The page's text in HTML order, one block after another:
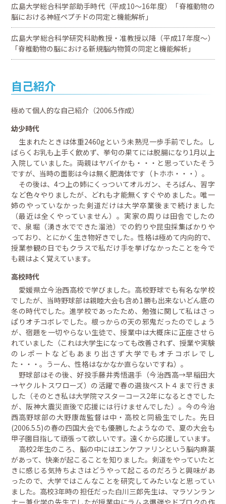
広島大学総合科学部助手時代（平成10～16年度）「脊椎動物の
脳における神経ペプチドの同定と機能解析」
広島大学総合科学研究科助教授・准教授以降（平成17年度～）
「脊椎動物の脳における新規脳内物質の同定と機能解析」
自己紹介
極めて個人的な自己紹介（2006.5作成）
幼少時代
生まれたときは体重2460gという未熟児一歩手前でした。し
ばらくお乳も上手く飲めず、挙句の果てには脱腸になり1月以上
入院していました。両親はヤバイかも・・・と思っていたそう
ですが、当時の面影は今は無く肥満体です（トホホ・・・）。
その後は、4つ上の姉にくっついてオルガン、そろばん、習字
など色々やりましたが、どれも才能無くすぐやめました。唯一
姉のやっていなかった剣道だけは大学卒業後まで続けました
（最近は全くやっていません）。実家の周りは田舎でしたの
で、泉堀（湧き水でできた溜池）での釣りや昆虫採集ばかりや
っており、とにかく生き物好きでした。性格は極めて内向的で、
授業参観の日でもクラスで私だけ手を挙げなかったことを今で
も親はよく覚えています。
高校時代
愛媛県立今治西高校で学びました。高校野球でも有名な学校
でしたが、当時野球部は親睦大会も含め1勝も出来ないどん底の
冬の時代でした。進学校であったため、勉強に関して私はさっ
ぱりオチコボレでした。根っからの天の邪鬼だったのでしょう
が、宿題を一切やらない生徒で、授業中は大概床に正座させら
れていました（これは大学生になっても改善されず、授業や実験
のレポートなどもあまり出さず大学でもオチコボレでし
た・・・。うーん、性格はなかなか直らないですね）。
野球部はその後、好投手藤井秀悟選手（今治西高→早稲田大
→ヤクルトスワローズ）の活躍で春の選抜ベスト４まで行きま
した（そのとき私は大学院マスターコース2年になるときでした
が、阪神大震災直後で応援には行けませんでした）。今の今治
西高野球部の大野康哉監督は中・高校と同級生でした。先日
(2006.5.5)の春の四国大会でも優勝したようなので、夏の大会も
甲子園目指して頑張って欲しいです。遠くから応援しています。
高校2年生のころ、脳の中にはエンケファリンという脳内麻薬
があって、快楽が起こることを知りました。剣道をやっていたと
きに感じる気持ちよさはどうやって起こるのだろうと興味があ
ったので、大学ではこんなことを研究してみたいなと思ってい
ました。高校3年時の担任だった白川三郎先生は、マラソンラン
ナー兼化学の先生でしたが授業中にラムネ爆弾やドブロクの作